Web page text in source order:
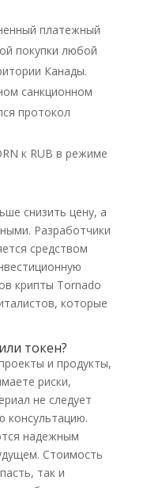
платежный
покупки любой
Канады.
санкционном
протокол
к RUB в режиме
снизить цену, а
Разработчики
средством
крипты Tornado
которые
токен?
и продукты,
риски,
не следует
консультацию.
надежным
Стоимость
так и